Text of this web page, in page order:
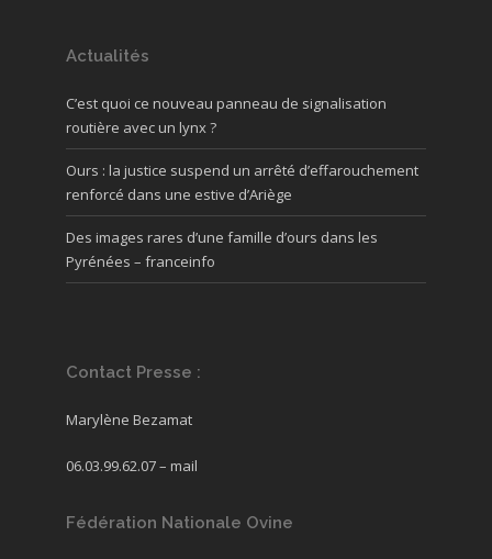
Actualités
C’est quoi ce nouveau panneau de signalisation
routière avec un lynx ?
Ours : la justice suspend un arrêté d’effarouchement
renforcé dans une estive d’Ariège
Des images rares d’une famille d’ours dans les
Pyrénées – franceinfo
Contact Presse :
Marylène Bezamat
06.03.99.62.07 – mail
Fédération Nationale Ovine